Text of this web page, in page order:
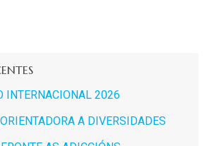
INTERNACIONAL 2026
A DIVERSIDADES